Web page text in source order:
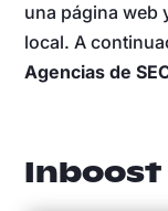
una página web
local. A
Agencias de